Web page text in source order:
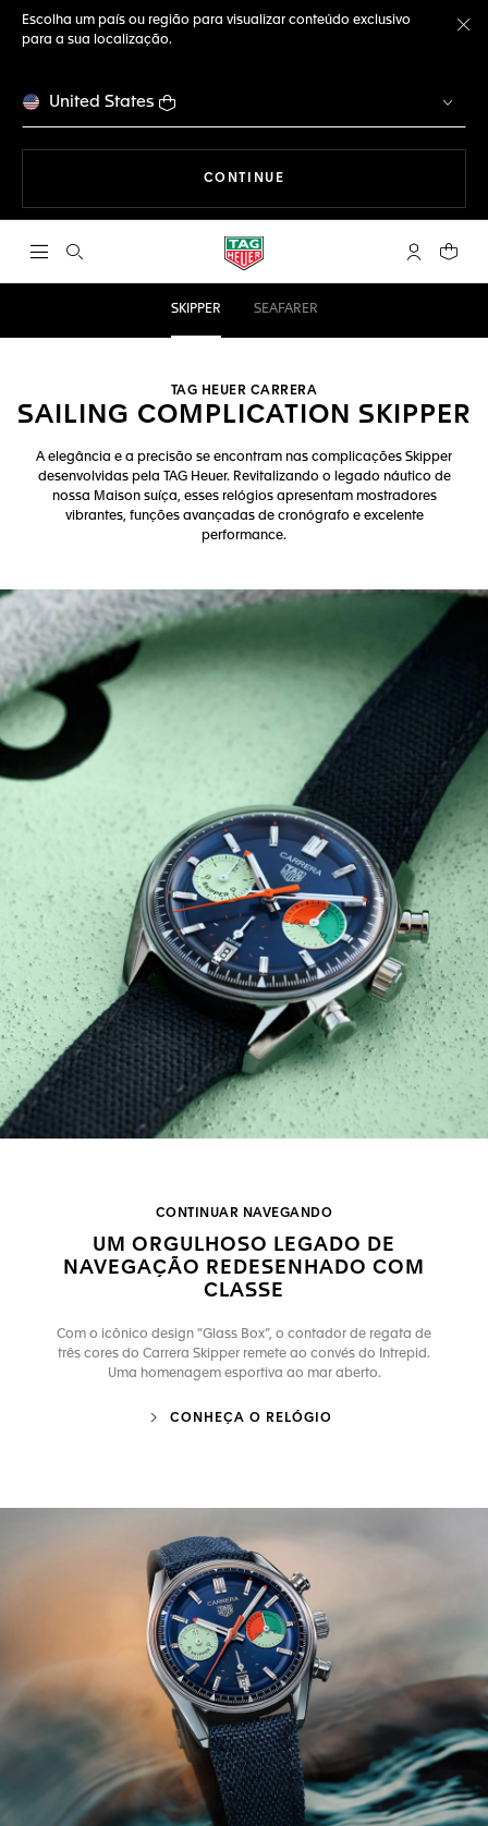
Escolha um país ou região para visualizar conteúdo exclusivo
para a sua localização.
United States
CONTINUE
Abrir a busca Conta My
Seu
SKIPPER SEAFARER
TAG HEUER CARRERA
SAILING COMPLICATION SKIPPER
A elegância e a precisão se encontram nas complicações Skipper
desenvolvidas pela TAG Heuer. Revitalizando o legado náutico de
nossa Maison suíça, esses relógios apresentam mostradores
vibrantes, funções avançadas de cronógrafo e excelente
performance.
CONTINUAR NAVEGANDO
UM ORGULHOSO LEGADO DE
NAVEGAÇÃO REDESENHADO COM
CLASSE
Com o icônico design “Glass Box”, o contador de regata de
três cores do Carrera Skipper remete ao convés do Intrepid.
Uma homenagem esportiva ao mar aberto.
CONHEÇA O RELÓGIO